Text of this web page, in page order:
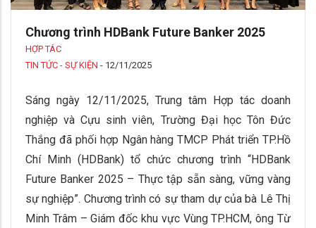
Chương trình HDBank Future Banker 2025
HỢP TÁC
TIN TỨC - SỰ KIỆN - 12/11/2025
Sáng ngày 12/11/2025, Trung tâm Hợp tác doanh
nghiệp và Cựu sinh viên, Trường Đại học Tôn Đức
Thắng đã phối hợp Ngân hàng TMCP Phát triển TP.Hồ
Chí Minh (HDBank) tổ chức chương trình “HDBank
Future Banker 2025 – Thực tập sẵn sàng, vững vàng
sự nghiệp”. Chương trình có sự tham dự của bà Lê Thị
Minh Trâm – Giám đốc khu vực Vùng TP.HCM, ông Từ